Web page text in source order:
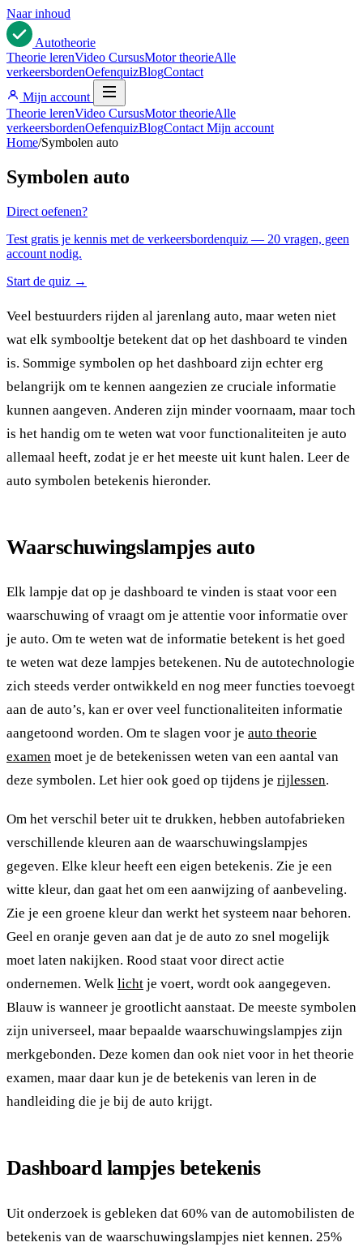
Naar inhoud
Autotheorie
Theorie lerenVideo CursusMotor theorieAlle
verkeersbordenOefenquizBlogContact
Mijn account
Theorie lerenVideo CursusMotor theorieAlle
verkeersbordenOefenquizBlogContact Mijn account
Home/Symbolen auto
Symbolen auto
Direct oefenen?
Test gratis je kennis met de verkeersbordenquiz — 20 vragen, geen
account nodig.
Start de quiz →
Veel bestuurders rijden al jarenlang auto, maar weten niet
wat elk symbooltje betekent dat op het dashboard te vinden
is. Sommige symbolen op het dashboard zijn echter erg
belangrijk om te kennen aangezien ze cruciale informatie
kunnen aangeven. Anderen zijn minder voornaam, maar toch
is het handig om te weten wat voor functionaliteiten je auto
allemaal heeft, zodat je er het meeste uit kunt halen. Leer de
auto symbolen betekenis hieronder.
Waarschuwingslampjes auto
Elk lampje dat op je dashboard te vinden is staat voor een
waarschuwing of vraagt om je attentie voor informatie over
je auto. Om te weten wat de informatie betekent is het goed
te weten wat deze lampjes betekenen. Nu de autotechnologie
zich steeds verder ontwikkeld en nog meer functies toevoegt
aan de auto’s, kan er over veel functionaliteiten informatie
aangetoond worden. Om te slagen voor je auto theorie
examen moet je de betekenissen weten van een aantal van
deze symbolen. Let hier ook goed op tijdens je rijlessen.
Om het verschil beter uit te drukken, hebben autofabrieken
verschillende kleuren aan de waarschuwingslampjes
gegeven. Elke kleur heeft een eigen betekenis. Zie je een
witte kleur, dan gaat het om een aanwijzing of aanbeveling.
Zie je een groene kleur dan werkt het systeem naar behoren.
Geel en oranje geven aan dat je de auto zo snel mogelijk
moet laten nakijken. Rood staat voor direct actie
ondernemen. Welk licht je voert, wordt ook aangegeven.
Blauw is wanneer je grootlicht aanstaat. De meeste symbolen
zijn universeel, maar bepaalde waarschuwingslampjes zijn
merkgebonden. Deze komen dan ook niet voor in het theorie
examen, maar daar kun je de betekenis van leren in de
handleiding die je bij de auto krijgt.
Dashboard lampjes betekenis
Uit onderzoek is gebleken dat 60% van de automobilisten de
betekenis van de waarschuwingslampjes niet kennen. 25%